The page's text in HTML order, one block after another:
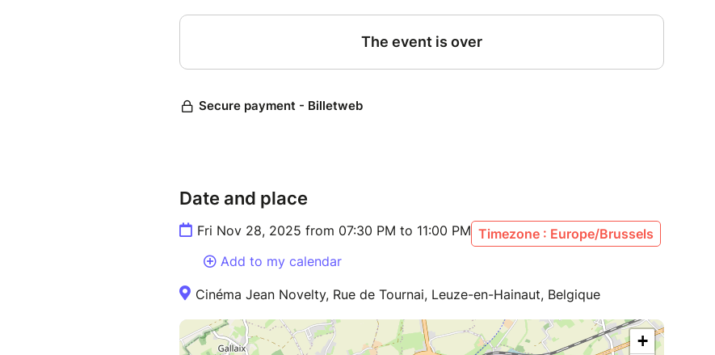
Date and place
Fri Nov 28, 2025 from 07:30 PM to 11:00 PM Timezone : Europe/Brussels
Add to my calendar
Cinéma Jean Novelty, Rue de Tournai, Leuze-en-Hainaut, Belgique
+